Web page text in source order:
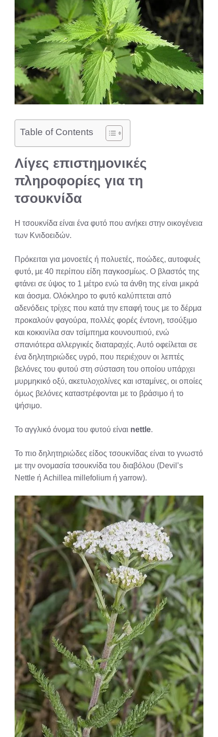
Table of Contents
Λίγες επιστημονικές
πληροφορίες για τη
τσουκνίδα
Η τσουκνίδα είναι ένα φυτό που ανήκει στην οικογένεια
των Κνιδοειδών.
Πρόκειται για μονοετές ή πολυετές, ποώδες, αυτοφυές
φυτό, με 40 περίπου είδη παγκοσμίως. Ο βλαστός της
φτάνει σε ύψος το 1 μέτρο ενώ τα άνθη της είναι μικρά
και άοσμα. Ολόκληρο το φυτό καλύπτεται από
αδενόδεις τρίχες που κατά την επαφή τους με το δέρμα
προκαλούν φαγούρα, πολλές φορές έντονη, τσούξιμο
και κοκκινίλα σαν τσίμπημα κουνουπιού, ενώ
σπανιότερα αλλεργικές διαταραχές. Αυτό οφείλεται σε
ένα δηλητηριώδες υγρό, που περιέχουν οι λεπτές
βελόνες του φυτού στη σύσταση του οποίου υπάρχει
μυρμηκικό οξύ, ακετυλοχολίνες και ισταμίνες, οι οποίες
όμως βελόνες καταστρέφονται με το βράσιμο ή το
ψήσιμο.
Το αγγλικό όνομα του φυτού είναι nettle.
Το πιο δηλητηριώδες είδος τσουκνίδας είναι το γνωστό
με την ονομασία τσουκνίδα του διαβόλου (Devil’s
Nettle ή Achillea millefolium ή yarrow).